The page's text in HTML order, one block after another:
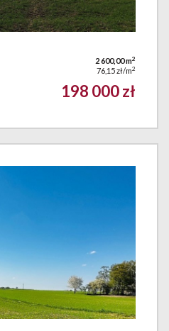
2 600,00 m2
76,15 zł/m2
198 000 zł